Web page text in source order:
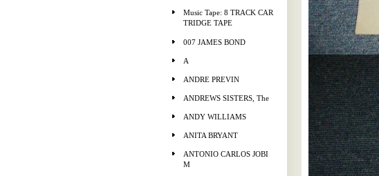
Music Tape: 8 TRACK CAR
TRIDGE TAPE
007 JAMES BOND
A
ANDRE PREVIN
ANDREWS SISTERS, The
ANDY WILLIAMS
ANITA BRYANT
ANTONIO CARLOS JOBI
M